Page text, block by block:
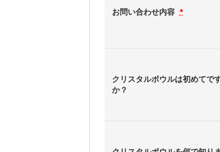
お問い合わせ内容 *
クリスタルボウルは初めてで
か？